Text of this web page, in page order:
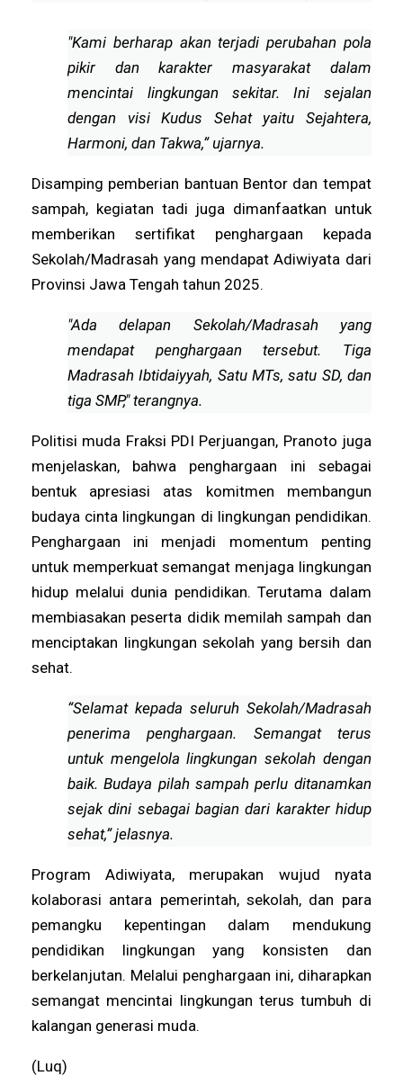
"Kami berharap akan terjadi perubahan pola
pikir dan karakter masyarakat dalam
mencintai lingkungan sekitar. Ini sejalan
dengan visi Kudus Sehat yaitu Sejahtera,
Harmoni, dan Takwa,” ujarnya.
Disamping pemberian bantuan Bentor dan tempat
sampah, kegiatan tadi juga dimanfaatkan untuk
memberikan sertifikat penghargaan kepada
Sekolah/Madrasah yang mendapat Adiwiyata dari
Provinsi Jawa Tengah tahun 2025.
"Ada delapan Sekolah/Madrasah yang
mendapat penghargaan tersebut. Tiga
Madrasah Ibtidaiyyah, Satu MTs, satu SD, dan
tiga SMP," terangnya.
Politisi muda Fraksi PDI Perjuangan, Pranoto juga
menjelaskan, bahwa penghargaan ini sebagai
bentuk apresiasi atas komitmen membangun
budaya cinta lingkungan di lingkungan pendidikan.
Penghargaan ini menjadi momentum penting
untuk memperkuat semangat menjaga lingkungan
hidup melalui dunia pendidikan. Terutama dalam
membiasakan peserta didik memilah sampah dan
menciptakan lingkungan sekolah yang bersih dan
sehat.
“Selamat kepada seluruh Sekolah/Madrasah
penerima penghargaan. Semangat terus
untuk mengelola lingkungan sekolah dengan
baik. Budaya pilah sampah perlu ditanamkan
sejak dini sebagai bagian dari karakter hidup
sehat,” jelasnya.
Program Adiwiyata, merupakan wujud nyata
kolaborasi antara pemerintah, sekolah, dan para
pemangku kepentingan dalam mendukung
pendidikan lingkungan yang konsisten dan
berkelanjutan. Melalui penghargaan ini, diharapkan
semangat mencintai lingkungan terus tumbuh di
kalangan generasi muda.
(Luq)